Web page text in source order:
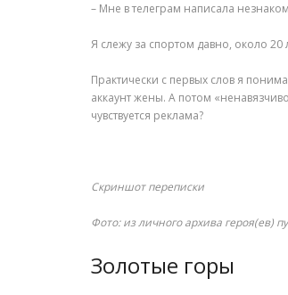
– Мне в телеграм написала
Я слежу за спортом давно, около 20
Практически с первых слов я
аккаунт жены. А потом
чувствуется реклама?
Скриншот переписки
Фото: из личного архива героя(ев)
Золотые горы